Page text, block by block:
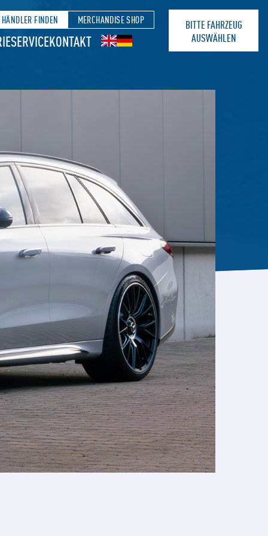
HÄNDLER FINDEN MERCHANDISE SHOP
SERVICEKONTAKT
BITTE FAHRZEUG
AUSWÄHLEN